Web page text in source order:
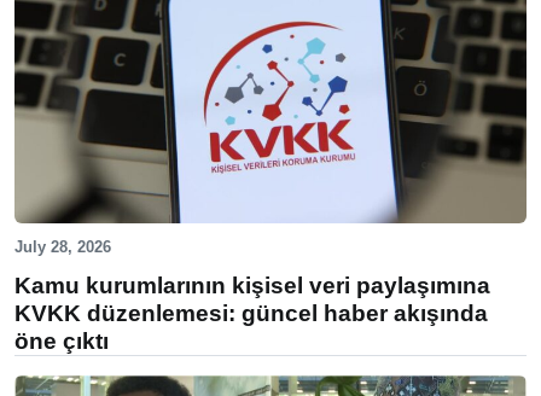
July 28, 2026
Kamu kurumlarının kişisel veri paylaşımına
KVKK düzenlemesi: güncel haber akışında
öne çıktı